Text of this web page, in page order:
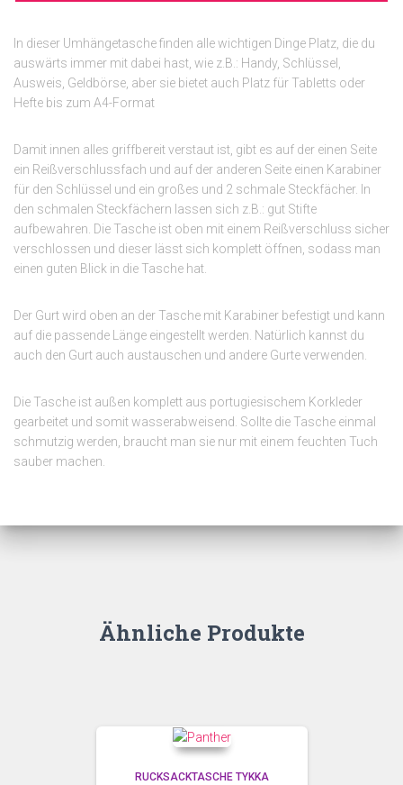
In dieser Umhängetasche finden alle wichtigen Dinge Platz, die du
auswärts immer mit dabei hast, wie z.B.: Handy, Schlüssel,
Ausweis, Geldbörse, aber sie bietet auch Platz für Tabletts oder
Hefte bis zum A4-Format
Damit innen alles griffbereit verstaut ist, gibt es auf der einen Seite
ein Reißverschlussfach und auf der anderen Seite einen Karabiner
für den Schlüssel und ein großes und 2 schmale Steckfächer. In
den schmalen Steckfächern lassen sich z.B.: gut Stifte
aufbewahren. Die Tasche ist oben mit einem Reißverschluss sicher
verschlossen und dieser lässt sich komplett öffnen, sodass man
einen guten Blick in die Tasche hat.
Der Gurt wird oben an der Tasche mit Karabiner befestigt und kann
auf die passende Länge eingestellt werden. Natürlich kannst du
auch den Gurt auch austauschen und andere Gurte verwenden.
Die Tasche ist außen komplett aus portugiesischem Korkleder
gearbeitet und somit wasserabweisend. Sollte die Tasche einmal
schmutzig werden, braucht man sie nur mit einem feuchten Tuch
sauber machen.
Ähnliche Produkte
RUCKSACKTASCHE TYKKA